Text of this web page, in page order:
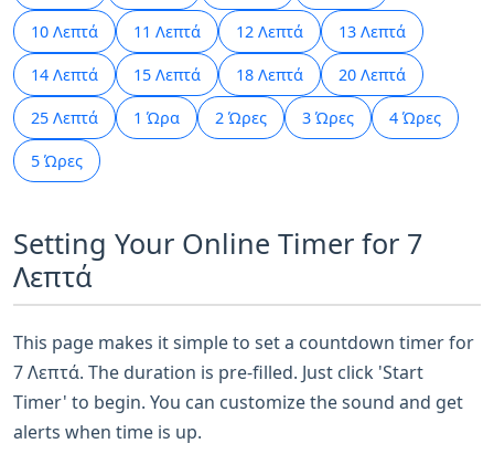
10 Λεπτά 11 Λεπτά 12 Λεπτά 13 Λεπτά
14 Λεπτά 15 Λεπτά 18 Λεπτά 20 Λεπτά
25 Λεπτά 1 Ώρα 2 Ώρες 3 Ώρες 4 Ώρες
5 Ώρες
Setting Your Online Timer for 7
Λεπτά
This page makes it simple to set a countdown timer for
7 Λεπτά. The duration is pre-filled. Just click 'Start
Timer' to begin. You can customize the sound and get
alerts when time is up.